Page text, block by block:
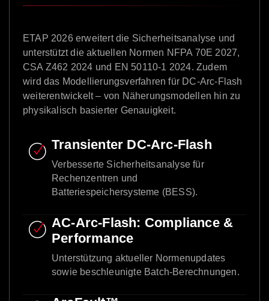
ETAP 2026 erweitert die Sicherheitsanalyse und
unterstützt die aktuellen Normen NFPA 70E 2027,
CSA Z462 2024 und EN 50110-1 2024. Zudem
wird das Modellierungsverfahren für DC-Arc-Flash
weiterentwickelt – von Näherungsmodellen hin zu
physikalisch basierter Genauigkeit.
Transienter DC-Arc-Flash
Verbesserte Sicherheitsanalyse für
Rechenzentren und
Batteriespeichersysteme (BESS).
AC-Arc-Flash: Compliance &
Performance
Unterstützung aktueller Normenupdates
sowie beschleunigte Batch-Berechnungen.